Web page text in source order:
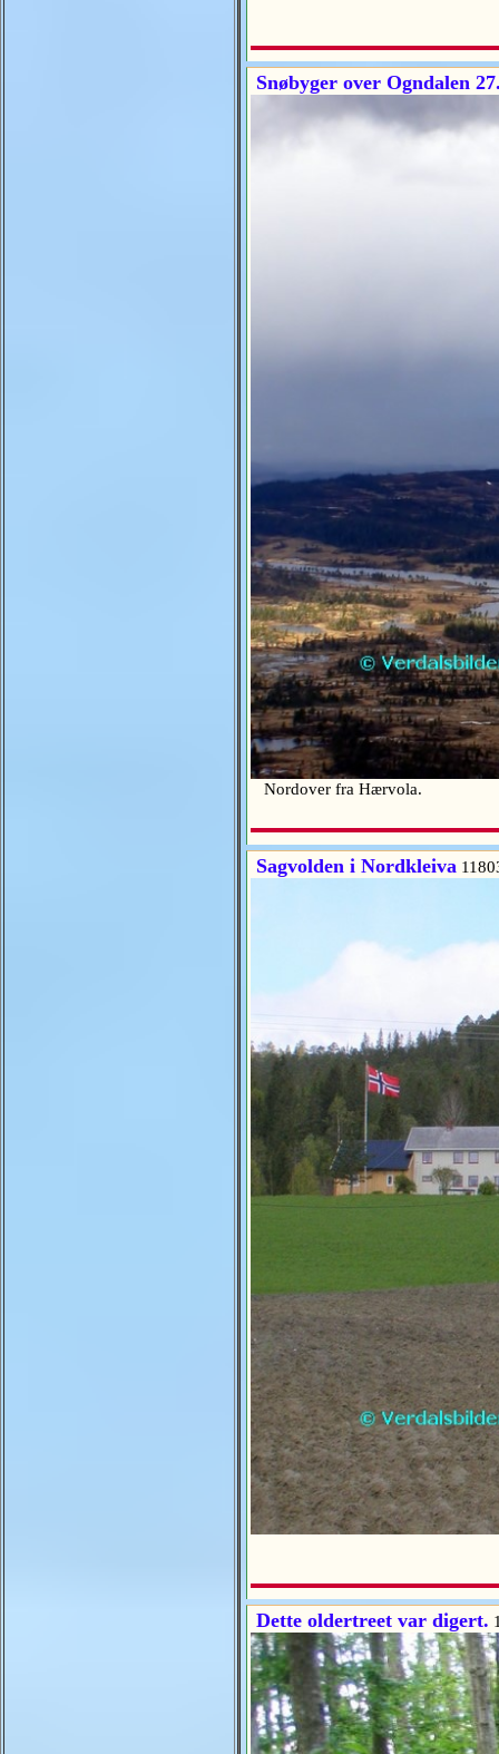
Snøbyger over Ogndalen
Nordover fra Hærvola.
Sagvolden i Nordkleiva
Dette oldertreet var digert.